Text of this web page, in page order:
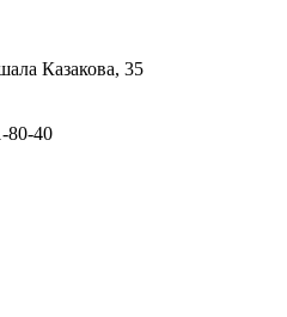
Казакова, 35
80-40